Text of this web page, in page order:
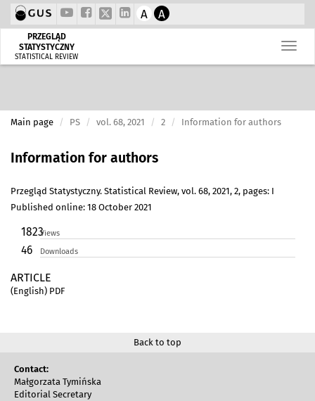
A A
PRZEGLĄD
STATYSTYCZNY
STATISTICAL REVIEW
Main page PS vol. 68, 2021 2 Information for authors
Information for authors
Przegląd Statystyczny. Statistical Review, vol. 68, 2021, 2, pages: I
Published online: 18 October 2021
1823Views
46 Downloads
ARTICLE
(English) PDF
Back to top
Contact:
Małgorzata Tymińska
Editorial Secretary